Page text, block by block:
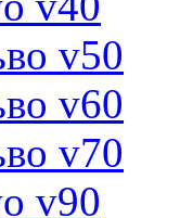
v50
v60
v70
v90